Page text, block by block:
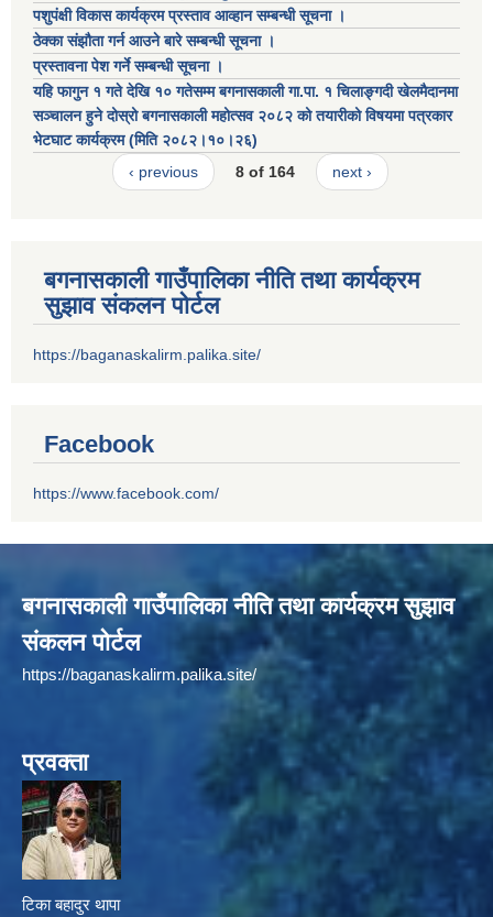
पशुपंक्षी विकास कार्यक्रम प्रस्ताव आव्हान सम्बन्धी सूचना ।
ठेक्का संझौता गर्न आउने बारे सम्बन्धी सूचना ।
प्रस्तावना पेश गर्ने सम्बन्धी सूचना ।
यहि फागुन १ गते देखि १० गतेसम्म बगनासकाली गा.पा. १ चिलाङ्गदी खेलमैदानमा
सञ्चालन हुने दोस्रो बगनासकाली महोत्सव २०८२ को तयारीको विषयमा पत्रकार
भेटघाट कार्यक्रम (मिति २०८२।१०।२६)
‹ previous
8 of 164 next ›
बगनासकाली गाउँपालिका नीति तथा कार्यक्रम
सुझाव संकलन पोर्टल
https://baganaskalirm.palika.site/
Facebook
https://www.facebook.com/
बगनासकाली गाउँपालिका नीति तथा कार्यक्रम सुझाव
संकलन पोर्टल
https://baganaskalirm.palika.site/
प्रवक्ता
टिका बहादुर थापा